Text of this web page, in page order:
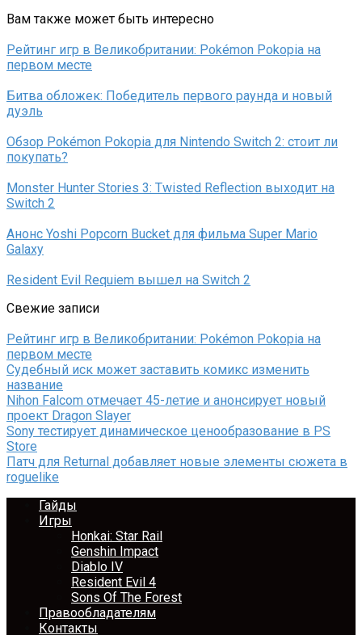
Вам также может быть интересно
Рейтинг игр в Великобритании: Pokémon Pokopia на
первом месте
Битва обложек: Победитель первого раунда и новый
дуэль
Обзор Pokémon Pokopia для Nintendo Switch 2: стоит ли
покупать?
Monster Hunter Stories 3: Twisted Reflection выходит на
Switch 2
Анонс Yoshi Popcorn Bucket для фильма Super Mario
Galaxy
Resident Evil Requiem вышел на Switch 2
Свежие записи
Рейтинг игр в Великобритании: Pokémon Pokopia на
первом месте
Судебный иск может заставить комикс изменить
название
Nihon Falcom отмечает 45-летие и анонсирует новый
проект Dragon Slayer
Sony тестирует динамическое ценообразование в PS
Store
Патч для Returnal добавляет новые элементы сюжета в
roguelike
Гайды
Игры
Honkai: Star Rail
Genshin Impact
Diablo IV
Resident Evil 4
Sons Of The Forest
Правообладателям
Контакты